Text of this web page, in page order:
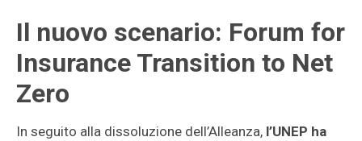
Il nuovo scenario: Forum for
Insurance Transition to Net
Zero
In seguito alla dissoluzione dell’Alleanza, l’UNEP ha